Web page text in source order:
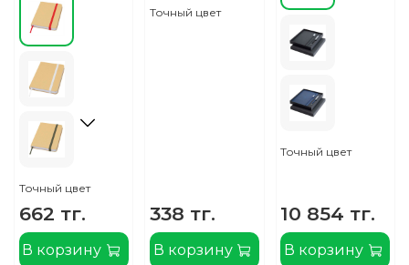
Точный цвет
662 тг.
В корзину
Точный цвет
338 тг.
В корзину
Точный цвет
10 854 тг.
В корзину